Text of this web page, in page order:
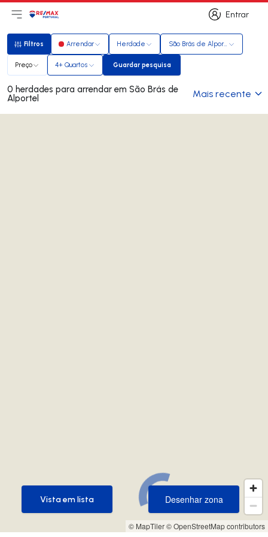
Entrar
Entrar
Abri menu principal
LogoIr para página inicial
Filtros
Filtros Arrendar Herdade São Brás de Alportel
Preço 4+ Quartos Guardar pesquisa
Guardar pesquisa
0 herdades para arrendar em São Brás de
Alportel Mais recente
© MapTiler© OpenStreetMap contributors
Desenhar zona
Desenhar zona
Vista em lista
Vista em lista